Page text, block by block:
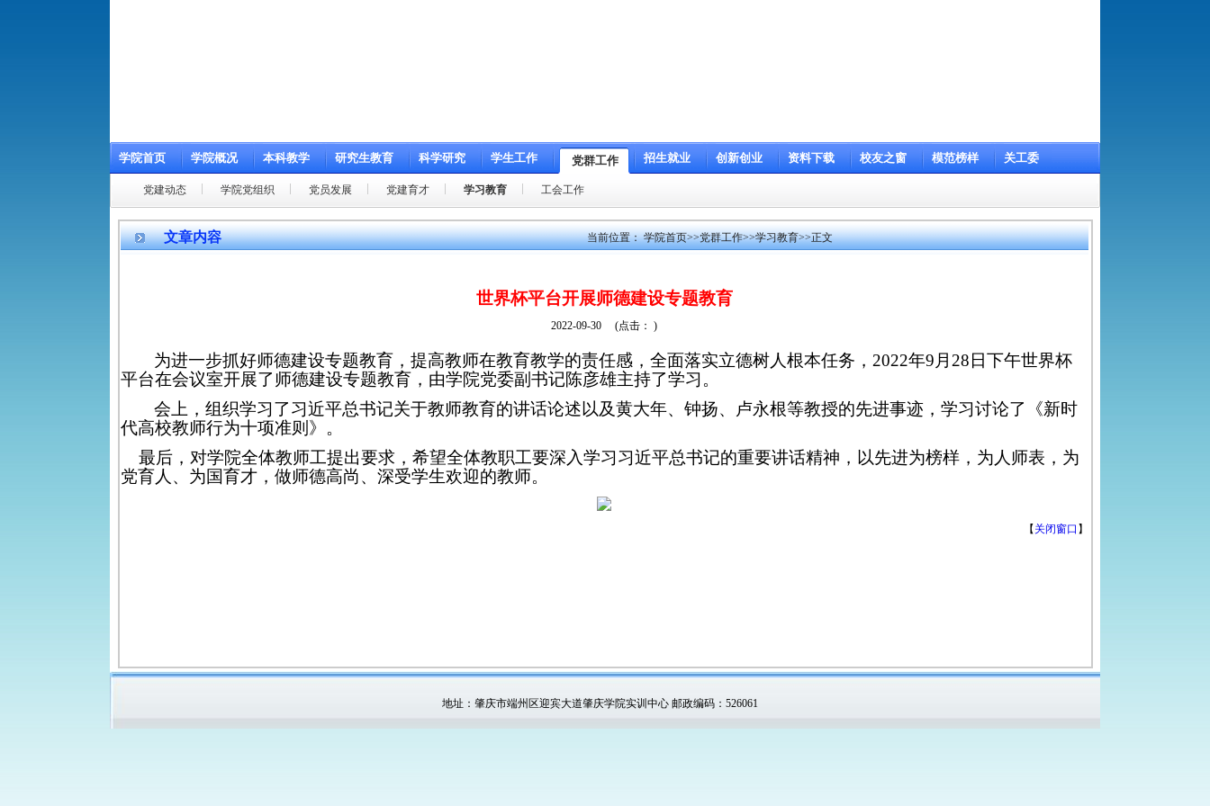
学院首页 学院概况 本科教学 研究生教育 科学研究 学生工作 党群工作 招生就业 创新创业 资料下载 校友之窗 模范榜样 关工委
党建动态 学院党组织 党员发展 党建育才 学习教育 工会工作
文章内容 当前位置：学院首页>>党群工作>>学习教育>>正文
世界杯平台开展师德建设专题教育
2022-09-30 (点击： )
为进一步抓好师德建设专题教育，提高教师在教育教学的责任感，全面落实立德树人根本任务， 2022年9月28日下午世界杯
平台在会议室开展了师德建设专题教育，由学院党委副书记陈彦雄主持了学习。
会上，组织学习了习近平总书记关于教师教育的讲话论述以及黄大年、钟扬、卢永根等教授的先进事迹，学习讨论了《新时
代高校教师行为十项准则》。
最后，对学院全体教师工提出要求，希望全体教职工要深入学习习近平总书记的重要讲话精神，以先进为榜样，为人师表，为
党育人、为国育才，做师德高尚、深受学生欢迎的教师。
【 关闭窗口 】
地址：肇庆市端州区迎宾大道肇庆学院实训中心 邮政编码：526061